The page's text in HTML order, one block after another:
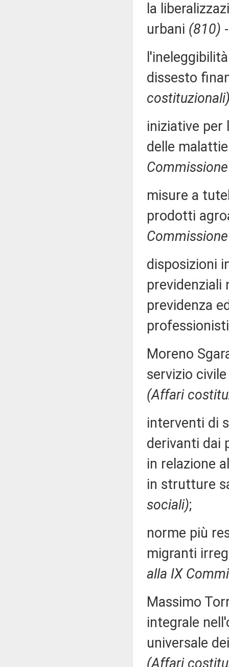
la
urbani (810)
dissesto
iniziative per
delle
misure a
prodotti
disposizioni
previdenziali
previdenza
professionisti
Moreno
servizio
(Affari
interventi di
derivanti dai
in relazione
in strutture
sociali);
norme più
migranti
alla IX
Massimo
integrale
universale
(Affari